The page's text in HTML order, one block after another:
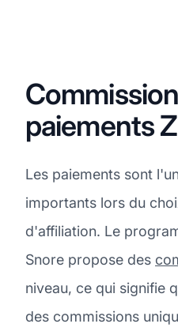
paiements
Les paiements sont
importants lors du
d'affiliation. Le
Snore propose des
niveau, ce qui signifie
des commissions